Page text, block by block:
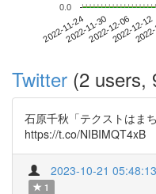
2022-11-242022-11-302022-12-062022-12-12
0.0
Twitter (2 users,
石原千秋「テクストはま
https://t.co/NIBIMQT4xB
2023-10-21 05:48:13
1